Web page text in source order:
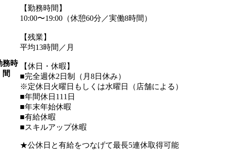
務時
間
【勤務時間】
10:00〜19:00（休憩60分／実働8時間）
【残業】
平均13時間／月
【休日・休暇】
■完全週休2日制（月8日休み）
※定休日火曜日もしくは水曜日（店舗による）
■年間休日111日
■年末年始休暇
■有給休暇
■スキルアップ休暇
★公休日と有給をつなげて最長5連休取得可能